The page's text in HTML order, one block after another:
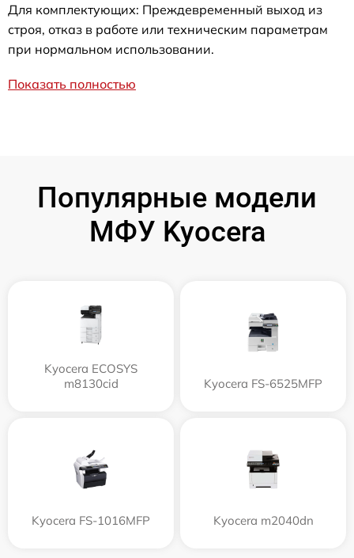
Для комплектующих: Преждевременный выход из
строя, отказ в работе или техническим параметрам
при нормальном использовании.
Показать полностью
Популярные модели
МФУ Kyocera
Kyocera ECOSYS
m8130cid
Kyocera FS-6525MFP
Kyocera FS-1016MFP Kyocera m2040dn